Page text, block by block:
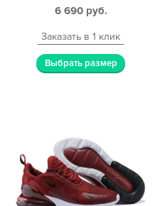
6 690 руб.
Заказать в 1 клик
Выбрать размер